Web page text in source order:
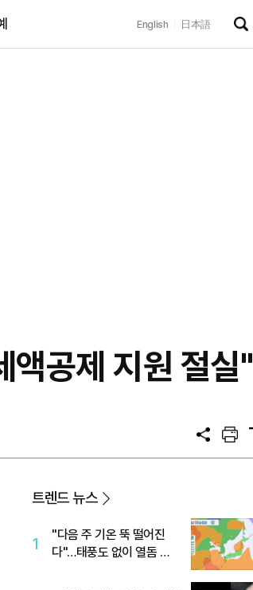
English 日本語
검
공제 지원 절실"
공
프
트
트렌드 뉴스
1
"다음 주 기온 뚝 떨어진
다"…태풍도 없이 열돔 박